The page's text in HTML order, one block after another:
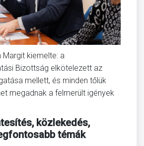
Margit kiemelte: a
Bizottság elkötelezett az
mellett, és minden tőlük
megadnak a felmerült igények
közlekedés,
témák